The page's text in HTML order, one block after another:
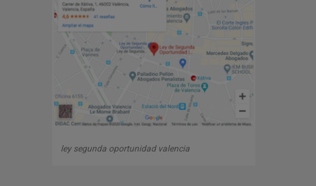
ley segunda oportunidad valencia